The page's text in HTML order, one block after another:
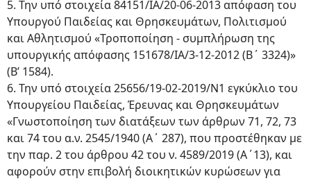
5. Την υπό στοιχεία 84151/ΙΑ/20-06-2013 απόφαση του
Υπουργού Παιδείας και Θρησκευμάτων, Πολιτισμού
και Αθλητισμού «Τροποποίηση - συμπλήρωση της
υπουργικής απόφασης 151678/ΙΑ/3-12-2012 (Β΄ 3324)»
(Β’ 1584).
6. Την υπό στοιχεία 25656/19-02-2019/Ν1 εγκύκλιο του
Υπουργείου Παιδείας, Έρευνας και Θρησκευμάτων
«Γνωστοποίηση των διατάξεων των άρθρων 71, 72, 73
και 74 του α.ν. 2545/1940 (Α΄ 287), που προστέθηκαν με
την παρ. 2 του άρθρου 42 του ν. 4589/2019 (Α΄13), και
αφορούν στην επιβολή διοικητικών κυρώσεων για